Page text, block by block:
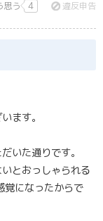
思う 4 違反申告
ます。
いた通りです。
とおっしゃられる
覚になったからで